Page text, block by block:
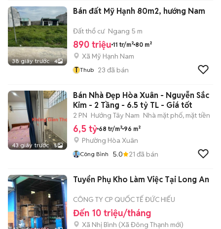
38 giây trước 4
Bán đất Mỹ Hạnh 80m2, hướng Nam
Đất thổ cư Ngang 5 m
890 triệu 11 tr/m² 80 m²
Xã Mỹ Hạnh Nam
T Thub 23 đã bán
43 giây trước 5
Bán Nhà Đẹp Hòa Xuân - Nguyễn Sắc
Kim - 2 Tầng - 6.5 tỷ TL - Giá tốt
2 PN Hướng Tây Nam Nhà mặt phố, mặt tiền
6,5 tỷ 68 tr/m² 96 m²
Phường Hòa Xuân
Công Bình 5.0 21 đã bán
Tuyển Phụ Kho Làm Việc Tại Long An
CÔNG TY CP QUỐC TẾ ĐỨC HIẾU
Đến 10 triệu/tháng
Xã Nhị Bình (Xã Đông Thạnh mới)